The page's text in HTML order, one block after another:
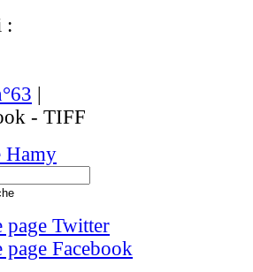
:
|
- TIFF
Hamy
page Twitter
Facebook